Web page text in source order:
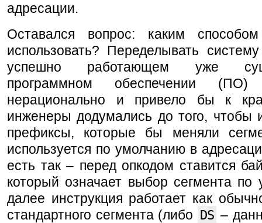
адресации.
Оставался вопрос: каким
использовать? Переделывать
успешно работающем уже
программном обеспечении
нерационально и привело бы к
инженеры додумались до того, чтобы
префиксы, которые бы меняли
используется по умолчанию в
есть так – перед опкодом ставится
который означает выбор сегмента по
далее инструкция работает как
стандартного сегмента (либо DS –